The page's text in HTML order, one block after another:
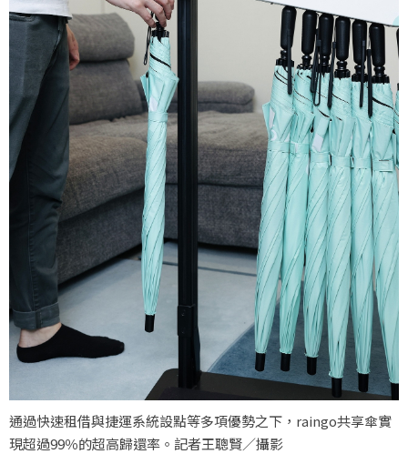
通過快速租借與捷運系統設點等多項優勢之下，raingo共享傘實
現超過99％的超高歸還率。記者王聰賢／攝影